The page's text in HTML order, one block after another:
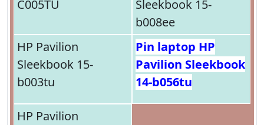
C005TU
Sleekbook 15-
b008ee
HP Pavilion
Sleekbook 15-
b003tu
Pin laptop HP
Pavilion Sleekbook
14-b056tu
HP Pavilion